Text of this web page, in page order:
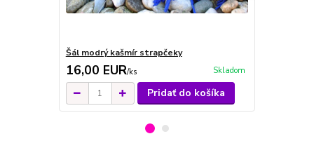
Šál modrý kašmír strapčeky
16,00 EUR/ks Skladom
Pridať do košíka